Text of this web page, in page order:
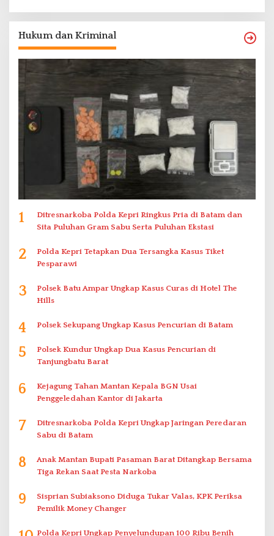
Hukum dan Kriminal
1
Ditresnarkoba Polda Kepri Ringkus Pria di Batam dan
Sita Puluhan Gram Sabu Serta Puluhan Ekstasi
2
Polda Kepri Tetapkan Dua Tersangka Kasus Tiket
Pesparawi
3
Polsek Batu Ampar Ungkap Kasus Curas di Hotel The
Hills
4 Polsek Sekupang Ungkap Kasus Pencurian di Batam
5
Polsek Kundur Ungkap Dua Kasus Pencurian di
Tanjungbatu Barat
6
Kejagung Tahan Mantan Kepala BGN Usai
Penggeledahan Kantor di Jakarta
7
Ditresnarkoba Polda Kepri Ungkap Jaringan Peredaran
Sabu di Batam
8
Anak Mantan Bupati Pasaman Barat Ditangkap Bersama
Tiga Rekan Saat Pesta Narkoba
9
Sisprian Subiaksono Diduga Tukar Valas, KPK Periksa
Pemilik Money Changer
Polda Kepri Ungkap Penyelundupan 100 Ribu Benih